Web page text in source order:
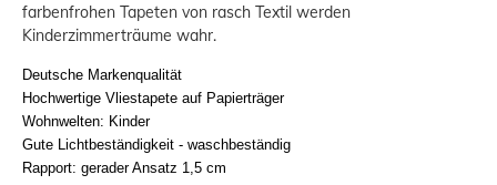
farbenfrohen Tapeten von rasch Textil werden
Kinderzimmerträume wahr.
Deutsche Markenqualität
Hochwertige Vliestapete auf Papierträger
Wohnwelten: Kinder
Gute Lichtbeständigkeit - waschbeständig
Rapport: gerader Ansatz 1,5 cm